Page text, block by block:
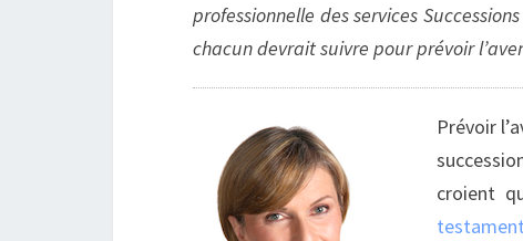
professionnelle des services
chacun devrait suivre pour prévoir
Prévoir
croient
testament